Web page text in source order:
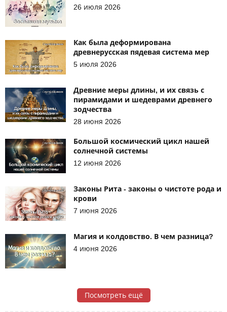
26 июля 2026
Как была деформирована
древнерусская пядевая система мер
5 июля 2026
Древние меры длины, и их связь с
пирамидами и шедеврами древнего
зодчества
28 июня 2026
Большой космический цикл нашей
солнечной системы
12 июня 2026
Законы Рита - законы о чистоте рода и
крови
7 июня 2026
Магия и колдовство. В чем разница?
4 июня 2026
Посмотреть ещё